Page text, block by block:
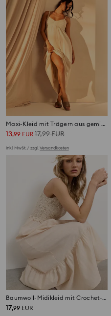
Maxi-Kleid mit Trägern aus gemischten Stoffen
13,99 EUR 17,99EUR
inkl. MwSt. / zzgl.Versandkosten
Baumwoll-Midikleid mit Crochet-Top
17,99 EUR